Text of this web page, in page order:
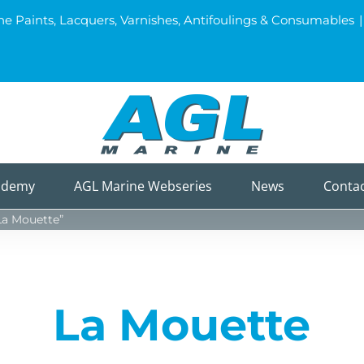
Paints, Lacquers, Varnishes, Antifoulings & Consumables |
AGL Marine Webseries News
Mouette”
La Mouette